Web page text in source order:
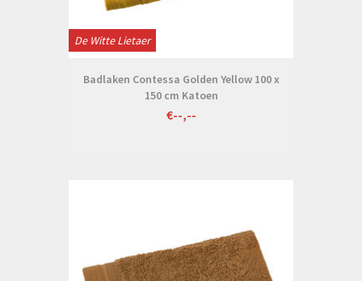
De Witte Lietaer
Badlaken Contessa Golden Yellow 100 x
150 cm Katoen
€--,--